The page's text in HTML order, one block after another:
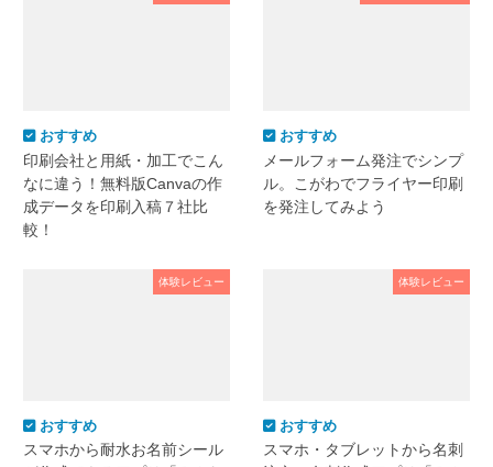
おすすめ
印刷会社と用紙・加工でこん
なに違う！無料版Canvaの作
成データを印刷入稿７社比
較！
おすすめ
メールフォーム発注でシンプ
ル。こがわでフライヤー印刷
を発注してみよう
体験レビュー
おすすめ
スマホから耐水お名前シール
体験レビュー
おすすめ
スマホ・タブレットから名刺